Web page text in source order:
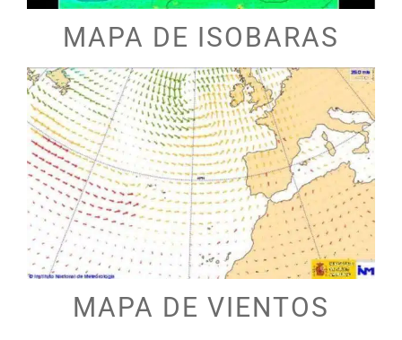
MAPA DE ISOBARAS
MAPA DE VIENTOS